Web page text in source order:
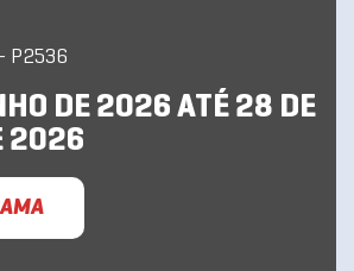
P2536
DE 2026 ATÉ 28 DE
2026